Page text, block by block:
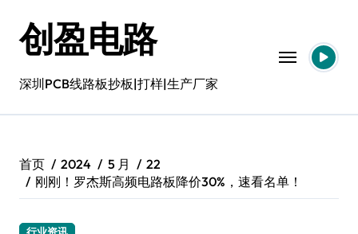
创盈电路
深圳PCB线路板抄板|打样|生产厂家
首页 2024 5 月
22
刚刚！罗杰斯高频电路板降价30%，速看名单！